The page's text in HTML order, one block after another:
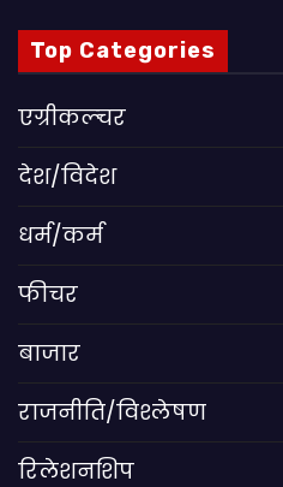
Top Categories
एग्रीकल्चर
देश/विदेश
धर्म/कर्म
फीचर
बाजार
राजनीति/विश्लेषण
रिलेशनशिप